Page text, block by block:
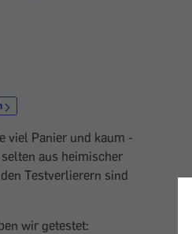
viel Panier und kaum
aus heimischer
Testverlierern sind
wir getestet: